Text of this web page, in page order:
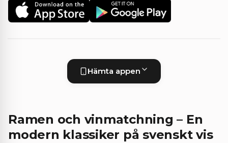
Hämta appen
Ramen och vinmatchning – En
modern klassiker på svenskt vis